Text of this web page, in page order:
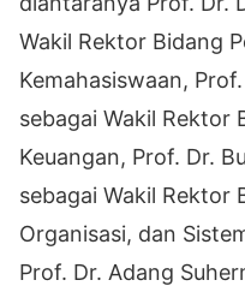
Wakil Rektor Bidang
Kemahasiswaan,
sebagai Wakil Rektor
Keuangan, Prof. Dr.
sebagai Wakil Rektor
Organisasi, dan
Prof. Dr. Adang